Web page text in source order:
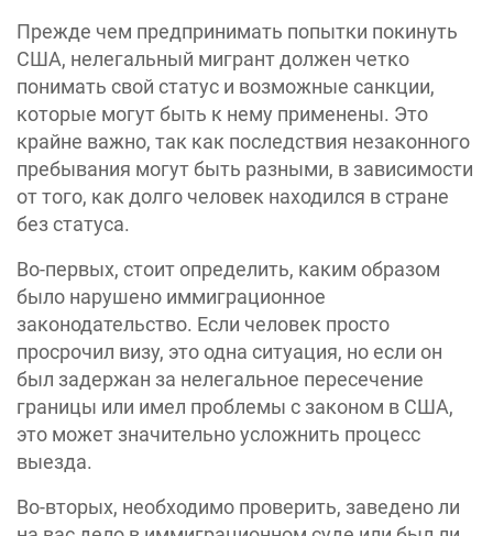
Прежде чем предпринимать попытки покинуть
США, нелегальный мигрант должен четко
понимать свой статус и возможные санкции,
которые могут быть к нему применены. Это
крайне важно, так как последствия незаконного
пребывания могут быть разными, в зависимости
от того, как долго человек находился в стране
без статуса.
Во-первых, стоит определить, каким образом
было нарушено иммиграционное
законодательство. Если человек просто
просрочил визу, это одна ситуация, но если он
был задержан за нелегальное пересечение
границы или имел проблемы с законом в США,
это может значительно усложнить процесс
выезда.
Во-вторых, необходимо проверить, заведено ли